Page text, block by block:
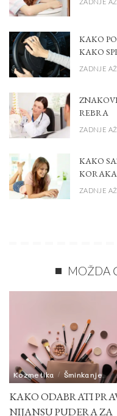
KAKO
KAKO
ZADNJE
REBRA
ZADNJE
KAKO
ZADNJE
MOŽDA
Kozmetika Šminkanje
KAKO ODABRATI
NIJANSU PUDERA ZA